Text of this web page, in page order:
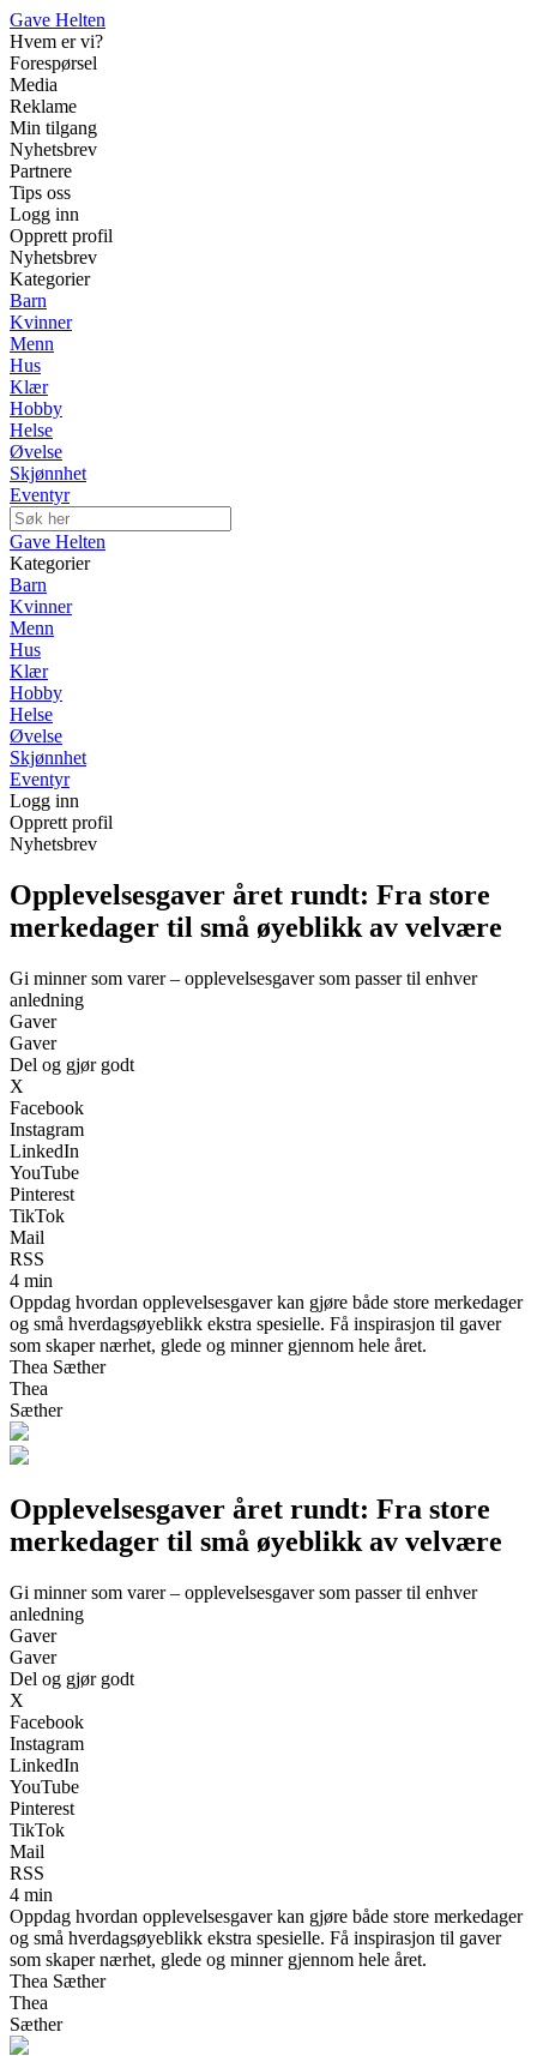
Gave Helten
Hvem er vi?
Forespørsel
Media
Reklame
Min tilgang
Nyhetsbrev
Partnere
Tips oss
Logg inn
Opprett profil
Nyhetsbrev
Kategorier
Barn
Kvinner
Menn
Hus
Klær
Hobby
Helse
Øvelse
Skjønnhet
Eventyr
Gave Helten
Kategorier
Barn
Kvinner
Menn
Hus
Klær
Hobby
Helse
Øvelse
Skjønnhet
Eventyr
Logg inn
Opprett profil
Nyhetsbrev
Opplevelsesgaver året rundt: Fra store
merkedager til små øyeblikk av velvære
Gi minner som varer – opplevelsesgaver som passer til enhver
anledning
Gaver
Gaver
Del og gjør godt
X
Facebook
Instagram
LinkedIn
YouTube
Pinterest
TikTok
Mail
RSS
4 min
Oppdag hvordan opplevelsesgaver kan gjøre både store merkedager
og små hverdagsøyeblikk ekstra spesielle. Få inspirasjon til gaver
som skaper nærhet, glede og minner gjennom hele året.
Thea Sæther
Thea
Sæther
Opplevelsesgaver året rundt: Fra store
merkedager til små øyeblikk av velvære
Gi minner som varer – opplevelsesgaver som passer til enhver
anledning
Gaver
Gaver
Del og gjør godt
X
Facebook
Instagram
LinkedIn
YouTube
Pinterest
TikTok
Mail
RSS
4 min
Oppdag hvordan opplevelsesgaver kan gjøre både store merkedager
og små hverdagsøyeblikk ekstra spesielle. Få inspirasjon til gaver
som skaper nærhet, glede og minner gjennom hele året.
Thea Sæther
Thea
Sæther